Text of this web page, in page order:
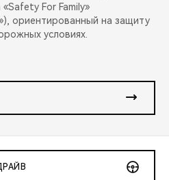
For Family»
ориентированный на защиту
условиях.